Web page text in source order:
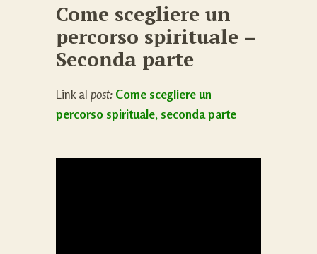
Come scegliere un
percorso spirituale –
Seconda parte
Link al post: Come scegliere un
percorso spirituale, seconda parte